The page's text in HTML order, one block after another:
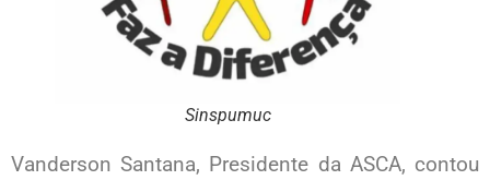
Sinspumuc
Vanderson Santana, Presidente da ASCA, contou